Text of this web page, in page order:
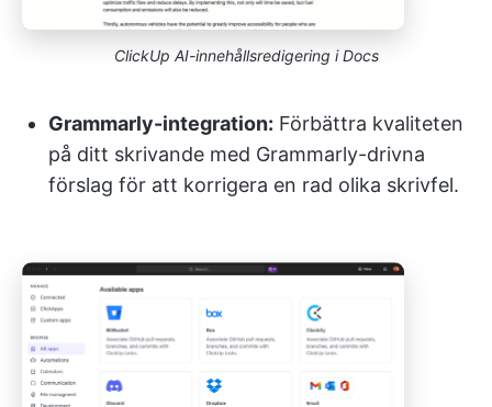
ClickUp AI-innehållsredigering i Docs
Grammarly-integration: Förbättra kvaliteten
på ditt skrivande med Grammarly-drivna
förslag för att korrigera en rad olika skrivfel.